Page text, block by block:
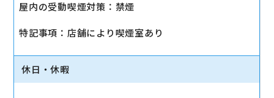
災保険）
・入社時に研修有（職種・地域によって研修日程が異
なる）
・制服貸与
屋内の受動喫煙対策：禁煙
特記事項：店舗により喫煙室あり
休日・休暇